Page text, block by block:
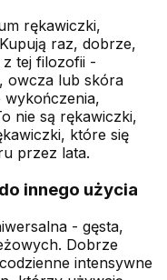
rękawiczki,
raz, dobrze,
z tej filozofii -
owcza lub skóra
wykończenia,
nie są rękawiczki,
które się
przez lata.
innego użycia
- gęsta,
Dobrze
intensywne